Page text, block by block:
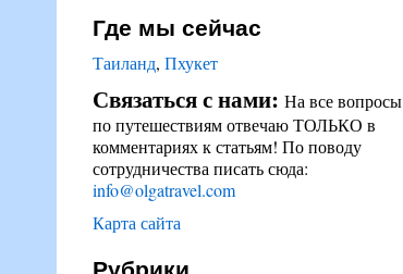
Где мы сейчас
Таиланд,Пхукет
Связаться с нами:На все вопросы
по путешествиям отвечаю ТОЛЬКО в
комментариях к статьям! По поводу
сотрудничества писать сюда:
info@olgatravel.com
Карта сайта
Рубрики